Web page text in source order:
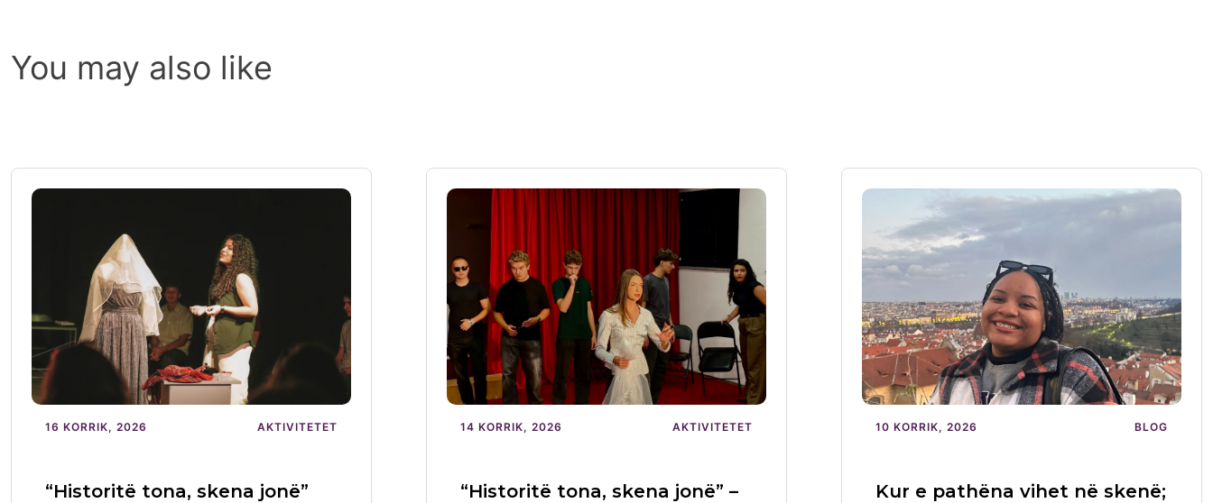
You may also like
16 KORRIK, 2026 AKTIVITETET
“Historitë tona, skena jonë”
14 KORRIK, 2026 AKTIVITETET
“Historitë tona, skena jonë” –
10 KORRIK, 2026 BLOG
Kur e pathëna vihet në skenë;